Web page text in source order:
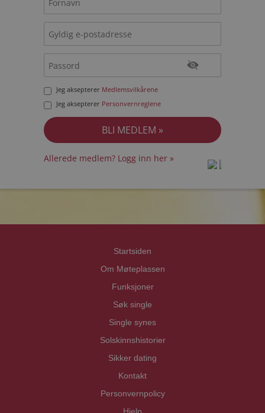
Jeg aksepterer Medlemsvilkårene
Jeg aksepterer Personvernreglene
Allerede medlem? Logg inn her »
Startsiden
Om Møteplassen
Funksjoner
Søk single
Single synes
Solskinnshistorier
Sikker dating
Kontakt
Personvernpolicy